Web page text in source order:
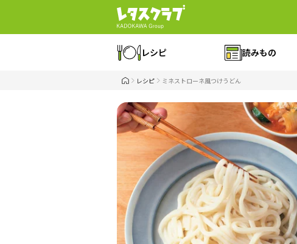
レシピ 読みもの
レシピ ミネストローネ風つけうどん